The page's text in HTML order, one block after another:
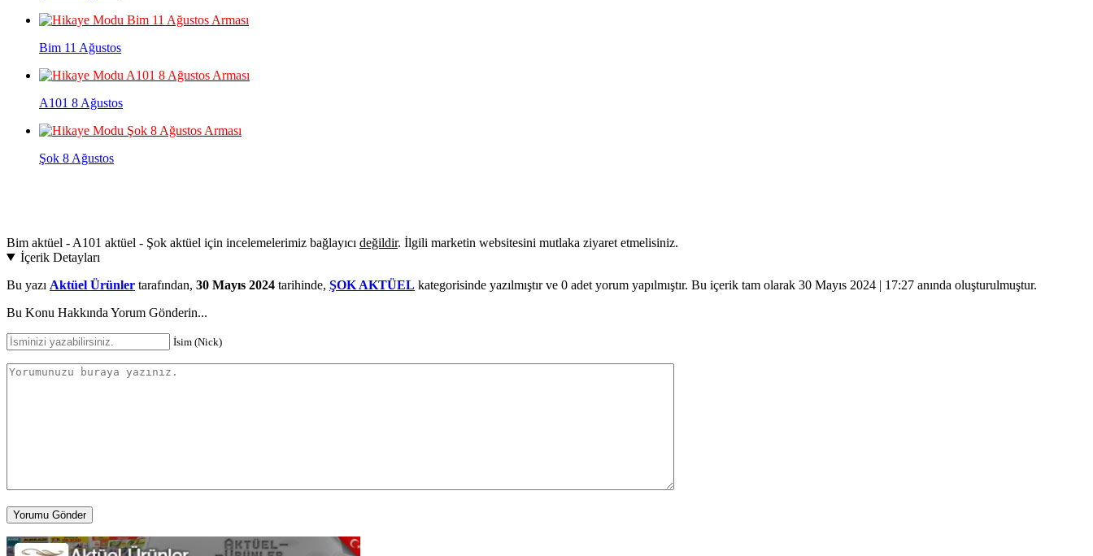
Bim 11 Ağustos
A101 8 Ağustos
Şok 8 Ağustos
Bim aktüel - A101 aktüel - Şok aktüel için incelemelerimiz bağlayıcı değildir. İlgili marketin websitesini mutlaka ziyaret etmelisiniz.
İçerik Detayları
Bu yazı Aktüel Ürünler tarafından, 30 Mayıs 2024 tarihinde, ŞOK AKTÜEL kategorisinde yazılmıştır ve 0 adet yorum yapılmıştır. Bu içerik tam olarak 30 Mayıs 2024 | 17:27 anında oluşturulmuştur.
Bu Konu Hakkında Yorum Gönderin...
İsim (Nick)
Yorumu Gönder